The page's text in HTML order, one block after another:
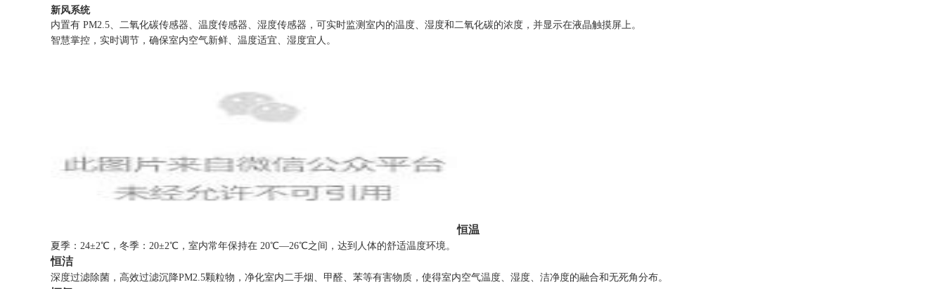
新风系统
内置有 PM2.5、二氧化碳传感器、温度传感器、湿度传感器，可实时监测室内的温度、湿度和二氧化碳的浓度，并显示在液晶触摸屏上。
智慧掌控，实时调节，确保室内空气新鲜、温度适宜、湿度宜人。
恒温
夏季：24±2℃，冬季：20±2℃，室内常年保持在 20℃—26℃之间，达到人体的舒适温度环境。
恒洁
深度过滤除菌，高效过滤沉降PM2.5颗粒物，净化室内二手烟、甲醛、苯等有害物质，使得室内空气温度、湿度、洁净度的融合和无死角分布。